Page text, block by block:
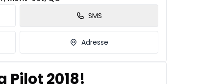
SMS
Adresse
Pilot 2018!